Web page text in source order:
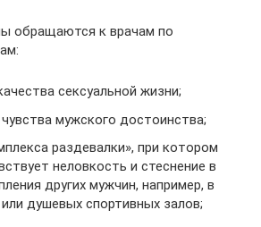
обращаются к врачам по
сексуальной жизни;
мужского достоинства;
раздевалки», при котором
неловкость и стеснение в
других мужчин, например, в
или душевых спортивных залов;